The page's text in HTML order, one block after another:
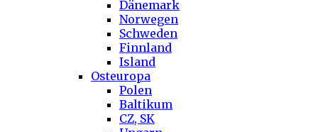
Dänemark
Norwegen
Schweden
Finnland
Island
Osteuropa
Polen
Baltikum
CZ, SK